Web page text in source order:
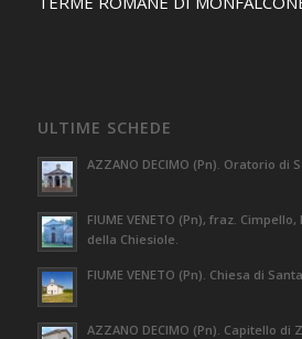
ULTIME SCHEDE
AZZANO DECIMO (Pn). Oratorio di
FIUME VENETO (Pn), fraz.
della Chiesiole.
FIUME VENETO (Pn). Chiesa di
AZZANO DECIMO (Pn). Capitello di